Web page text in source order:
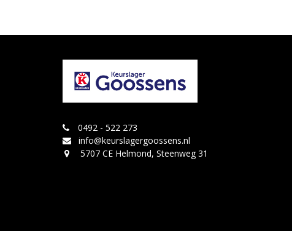
0492 - 522 273
info@keurslagergoossens.nl
5707 CE Helmond, Steenweg 31